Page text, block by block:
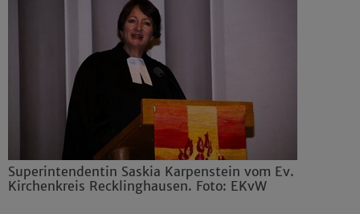
Superintendentin Saskia Karpenstein vom Ev.
Kirchenkreis Recklinghausen. Foto: EKvW